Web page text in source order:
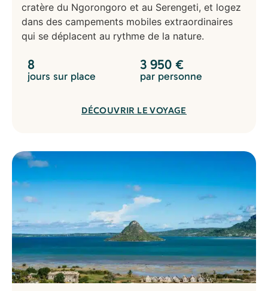
cratère du Ngorongoro et au Serengeti, et logez
dans des campements mobiles extraordinaires
qui se déplacent au rythme de la nature.
8
jours sur place
3 950 €
par personne
DÉCOUVRIR LE VOYAGE